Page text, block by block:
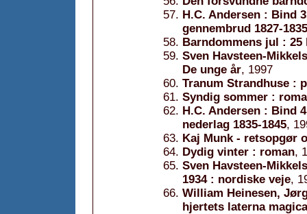
H.C. Andersen : Bind
gennembrud 1827-1835
Barndommens jul :
Sven Havsteen-
De unge år, 1997
Tranum Strandhuse :
Syndig sommer :
H.C. Andersen : Bind
nederlag 1835-1845,
Kaj Munk - retsopgør
Dydig vinter : roman,
Sven Havsteen-
1934 : nordiske veje,
William Heinesen,
hjertets laterna magica